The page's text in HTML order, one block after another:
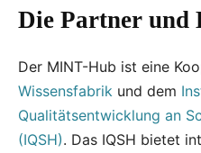
Die Partner und
Der MINT-Hub ist eine
Wissensfabrik und dem
Qualitätsentwicklung an
(IQSH). Das IQSH bietet